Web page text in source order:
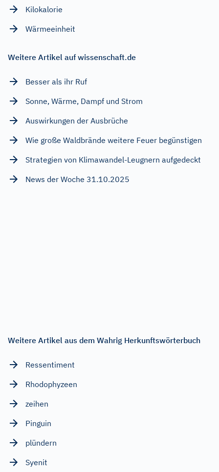
Kilokalorie
Wärmeeinheit
Weitere Artikel auf wissenschaft.de
Besser als ihr Ruf
Sonne, Wärme, Dampf und Strom
Auswirkungen der Ausbrüche
Wie große Waldbrände weitere Feuer begünstigen
Strategien von Klimawandel-Leugnern aufgedeckt
News der Woche 31.10.2025
Weitere Artikel aus dem Wahrig Herkunftswörterbuch
Ressentiment
Rhodophyzeen
zeihen
Pinguin
plündern
Syenit